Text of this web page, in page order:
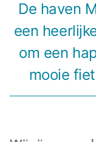
De haven
een
om een
mooie